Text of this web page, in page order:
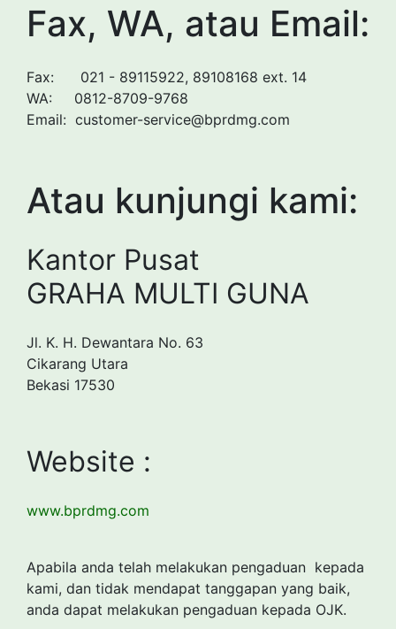
Fax, WA, atau Email:
Fax: 021 - 89115922, 89108168 ext. 14
WA: 0812-8709-9768
Email: customer-service@bprdmg.com
Atau kunjungi kami:
Kantor Pusat
GRAHA MULTI GUNA
Jl. K. H. Dewantara No. 63
Cikarang Utara
Bekasi 17530
Website :
www.bprdmg.com
Apabila anda telah melakukan pengaduan kepada
kami, dan tidak mendapat tanggapan yang baik,
anda dapat melakukan pengaduan kepada OJK.